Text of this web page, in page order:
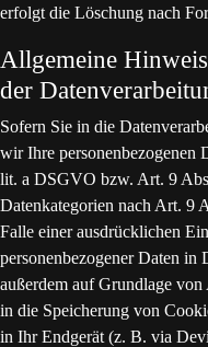
erfolgt die Löschung nach
Allgemeine
der
Sofern Sie in die
wir Ihre personenbezogenen
lit. a DSGVO bzw. Art. 9
Datenkategorien nach Art. 9
Falle einer ausdrücklichen
personenbezogener Daten in
außerdem auf Grundlage
in die Speicherung von
in Ihr Endgerät (z. B. via